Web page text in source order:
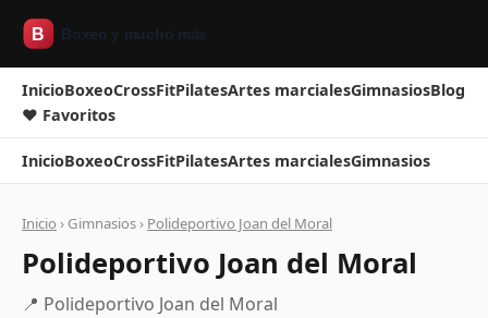
InicioBoxeoCrossFitPilatesArtes marcialesGimnasiosBlog
❤ Favoritos
InicioBoxeoCrossFitPilatesArtes marcialesGimnasios
Inicio › Gimnasios › Polideportivo Joan del Moral
Polideportivo Joan del Moral
📍 Polideportivo Joan del Moral